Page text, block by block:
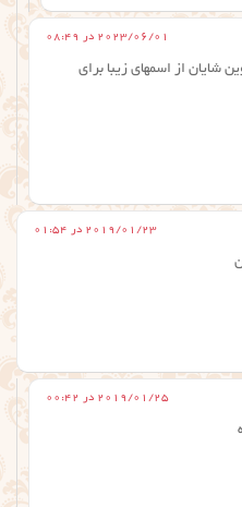
2023/06/01 در 08:49
شايان از اسمهای زیبا برای
2019/01/23 در 01:54
2019/01/25 در 00:42